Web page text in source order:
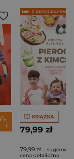
KSIĄŻKA
79,99 zł
79,99 zł -
cena detaliczna